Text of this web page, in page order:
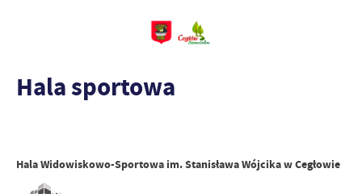
Hala sportowa
Hala Widowiskowo-Sportowa im. Stanisława Wójcika w Cegłowie